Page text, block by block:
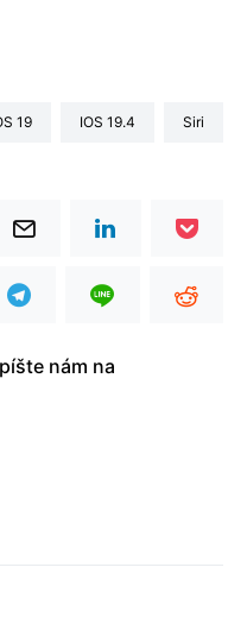
19 iOS 19.4 Siri
nám na